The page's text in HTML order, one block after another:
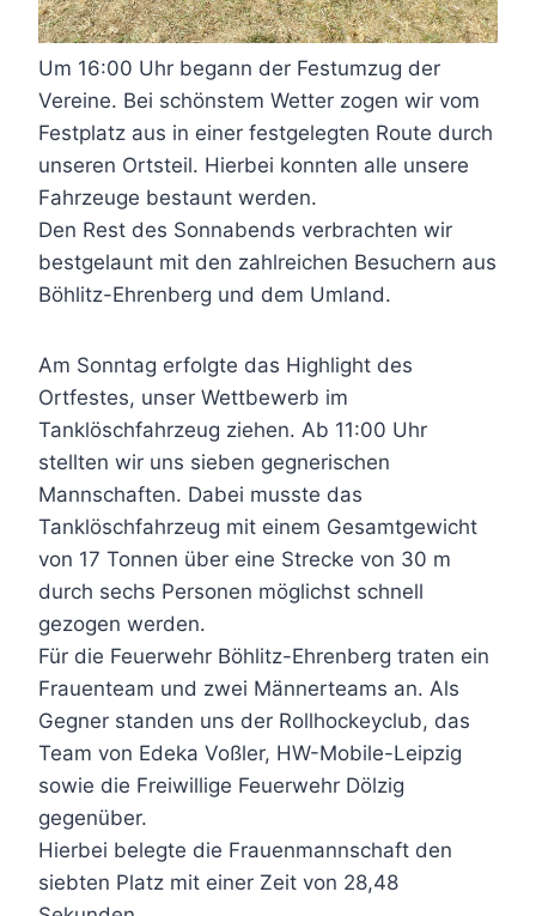
Um 16:00 Uhr begann der Festumzug der
Vereine. Bei schönstem Wetter zogen wir vom
Festplatz aus in einer festgelegten Route durch
unseren Ortsteil. Hierbei konnten alle unsere
Fahrzeuge bestaunt werden.
Den Rest des Sonnabends verbrachten wir
bestgelaunt mit den zahlreichen Besuchern aus
Böhlitz-Ehrenberg und dem Umland.
Am Sonntag erfolgte das Highlight des
Ortfestes, unser Wettbewerb im
Tanklöschfahrzeug ziehen. Ab 11:00 Uhr
stellten wir uns sieben gegnerischen
Mannschaften. Dabei musste das
Tanklöschfahrzeug mit einem Gesamtgewicht
von 17 Tonnen über eine Strecke von 30 m
durch sechs Personen möglichst schnell
gezogen werden.
Für die Feuerwehr Böhlitz-Ehrenberg traten ein
Frauenteam und zwei Männerteams an. Als
Gegner standen uns der Rollhockeyclub, das
Team von Edeka Voßler, HW-Mobile-Leipzig
sowie die Freiwillige Feuerwehr Dölzig
gegenüber.
Hierbei belegte die Frauenmannschaft den
siebten Platz mit einer Zeit von 28,48